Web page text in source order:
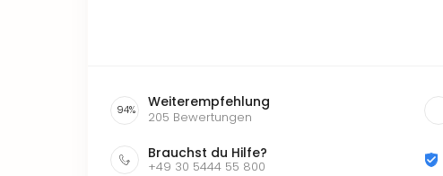
94% Weiterempfehlung
205 Bewertungen
Brauchst du Hilfe?
+49 30 5444 55 800